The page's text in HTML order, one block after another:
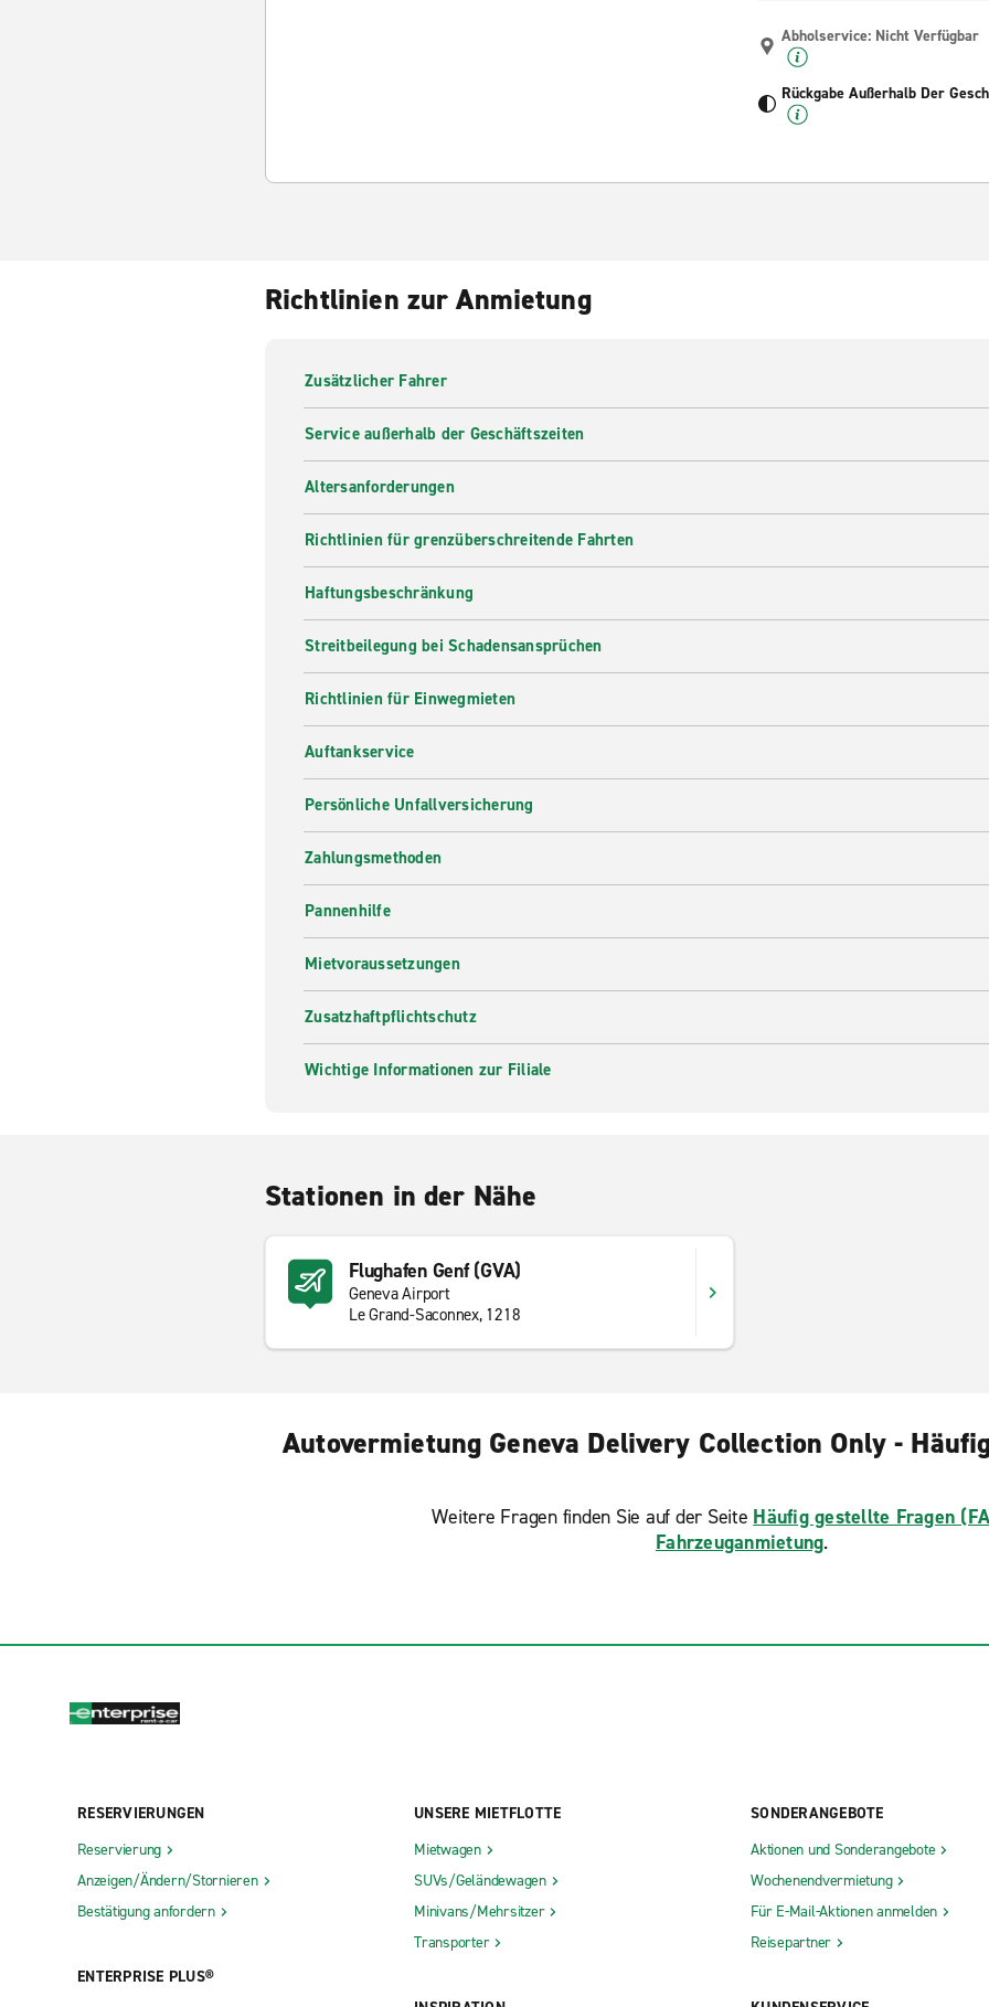
Abholservice: Nicht Verfügbar
Rückgabe Außerhalb Der
Richtlinien zur Anmietung
Zusätzlicher Fahrer
Service außerhalb der Geschäftszeiten
Altersanforderungen
Richtlinien für grenzüberschreitende Fahrten
Haftungsbeschränkung
Streitbeilegung bei Schadensansprüchen
Richtlinien für Einwegmieten
Auftankservice
Persönliche Unfallversicherung
Zahlungsmethoden
Pannenhilfe
Mietvoraussetzungen
Zusatzhaftpflichtschutz
Wichtige Informationen zur Filiale
Stationen in der Nähe
Flughafen Genf (GVA)
Geneva Airport
Le Grand-Saconnex, 1218
Autovermietung Geneva Delivery Collection Only -
Weitere Fragen finden Sie auf der Seite Häufig gestellte Fragen
Fahrzeuganmietung.
RESERVIERUNGEN
Reservierung
Anzeigen/Ändern/Stornieren
Bestätigung anfordern
ENTERPRISE PLUS®
UNSERE MIETFLOTTE
Mietwagen
SUVs/Geländewagen
Minivans/Mehrsitzer
Transporter
SONDERANGEBOTE
Aktionen und Sonderangebote
Wochenendvermietung
Für E-Mail-Aktionen anmelden
Reisepartner